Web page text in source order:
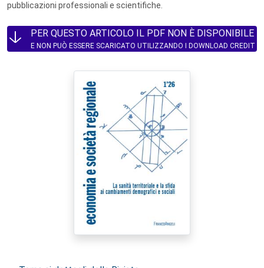
pubblicazioni professionali e scientifiche.
PER QUESTO ARTICOLO IL PDF NON È DISPONIBILE
E NON PUÒ ESSERE SCARICATO UTILIZZANDO I DOWNLOAD CREDIT